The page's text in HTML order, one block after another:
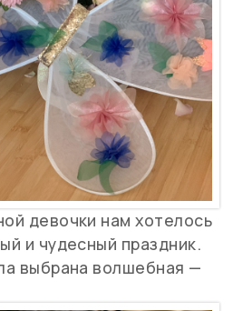
девочки нам хотелось
и чудесный праздник.
выбрана волшебная —